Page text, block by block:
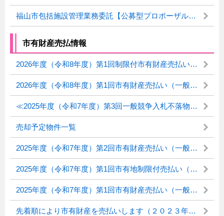
福山市包括施設管理業務委託【公募型プロポーザル方式】
市有財産売払情報
2026年度（令和8年度）第1回制限付市有財産売払い（一般競争入札）の結果について
2026年度（令和8年度）第1回市有財産売払い（一般競争入札）の結果について
≪2025年度（令和7年度）第3回一般競争入札不落物件≫先着順（随意契約）による売払いの結果
売却予定物件一覧
2025年度（令和7年度）第2回市有財産売払い（一般競争入札）の結果について
2025年度（令和7年度）第1回市有地制限付売払い（一般競争入札）の結果について
2025年度（令和7年度）第1回市有財産売払い（一般競争入札）の結果について
先着順により市有財産を売払いします（２０２３年度第１回一般競争入札不落物件）